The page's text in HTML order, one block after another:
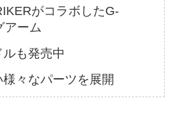
がコラボしたG-
アーム
も発売中
々なパーツを展開